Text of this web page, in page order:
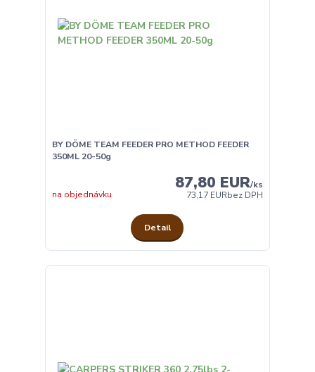
BY DÖME TEAM FEEDER PRO METHOD FEEDER
350ML 20-50g
87,80 EUR/ks
73,17 EURbez DPH
na objednávku
Detail